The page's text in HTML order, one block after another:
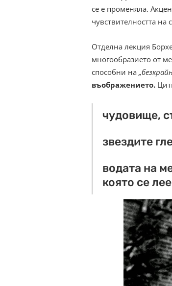
се е променяла.
чувствителността на
Отделна лекция
многообразието от
способни на
въображението.
чудовище,
звездите
водата на
която се